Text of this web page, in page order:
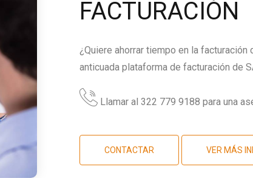
FACTURACIÓN
¿Quiere ahorrar tiempo en la
anticuada plataforma de facturación de
Llamar al 322 779 9188 para una
CONTACTAR VER MÁS